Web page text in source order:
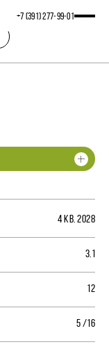
+7 (391) 277‒99‒01
4 КВ. 2028
3.1
12
5 /16